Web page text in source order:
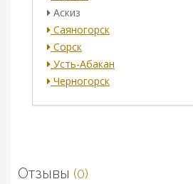
Аскиз
Саяногорск
Сорск
Усть-Абакан
Черногорск
Отзывы (0)